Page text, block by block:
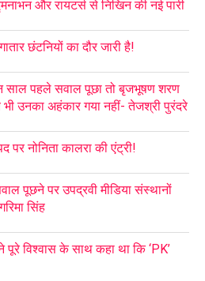
और रायटर्स से निखिन की नई पारी
छंटनियों का दौर जारी है!
साल पहले सवाल पूछा तो बृजभूषण शरण
भी उनका अहंकार गया नहीं- तेजश्री पुरंदरे
नोनिता कालरा की एंट्री!
पूछने पर उपद्रवी मीडिया संस्थानों
सिंह
पूरे विश्वास के साथ कहा था कि ‘PK’